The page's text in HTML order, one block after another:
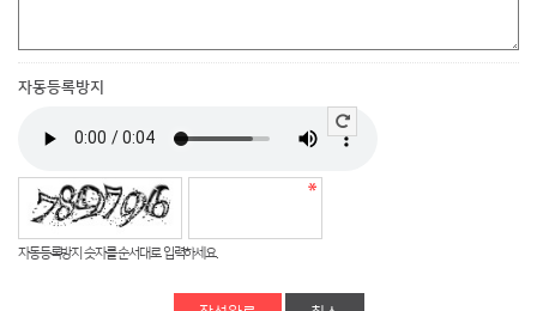
자동등록방지
자동등록방지 숫자를 순서대로 입력하세요.